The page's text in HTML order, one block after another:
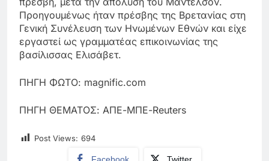
Προηγουμένως ήταν πρέσβης της Βρετανίας στη
Γενική Συνέλευση των Ηνωμένων Εθνών και είχε
εργαστεί ως γραμματέας επικοινωνίας της
βασίλισσας Ελισάβετ.
ΠΗΓΗ ΦΩΤΟ: magnific.com
ΠΗΓΗ ΘΕΜΑΤΟΣ: ΑΠΕ-ΜΠΕ-Reuters
Post Views: 694